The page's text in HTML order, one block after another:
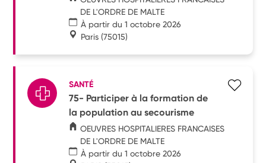
DE L'ORDRE DE MALTE
À partir du 1 octobre 2026
Paris (75015)
SANTÉ
75- Participer à la formation de
la population au secourisme
OEUVRES HOSPITALIERES FRANCAISES
DE L'ORDRE DE MALTE
À partir du 1 octobre 2026